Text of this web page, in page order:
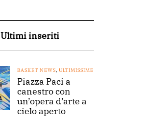
Ultimi inseriti
BASKET NEWS, ULTIMISSIME
Piazza Paci a
canestro con
un’opera d’arte a
cielo aperto